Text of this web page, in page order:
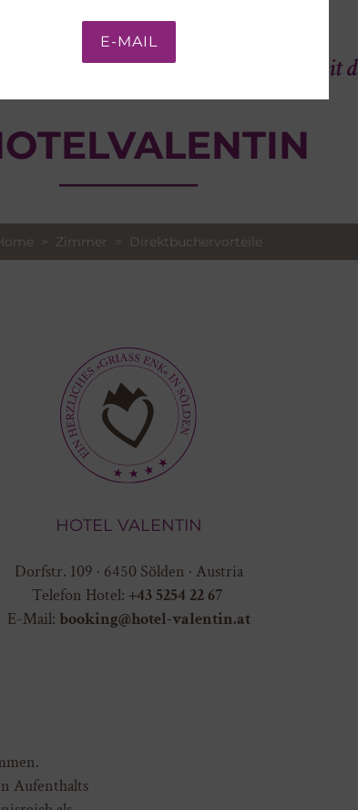
E-MAIL
Hotel Valentin Momente mit
> Zimmer > Direktbuchervorteile
HOTEL VALENTIN
Dorfstr. 109 · 6450 Sölden · Austria
Telefon Hotel: +43 5254 22 67
E-Mail: booking@hotel-valentin.at
Aufenthalts